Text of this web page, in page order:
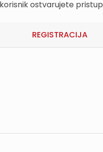
ostvarujete
REGISTRACIJA